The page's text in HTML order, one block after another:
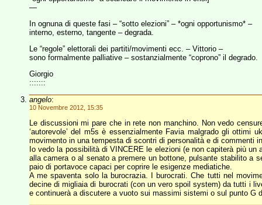
—
In ognuna di queste fasi – “sotto elezioni” – *ogni opportunismo* –
interno, esterno, tangente – degrada.
Le “regole” elettorali dei partiti/movimenti ecc. – Vittorio –
sono formalmente palliative – sostanzialmente “coprono” il degrado.
Giorgio
:::::::
angelo:
10 Novembre 2012, 15:35
Le discussioni mi pare che in rete non manchino. Non vedo
‘autorevole’ del m5s è essenzialmente Favia malgrado gli ottimi
movimento in una tempesta di scontri di personalità e di commenti
Io vedo la possibilità di VINCERE le elezioni (e non capiterà più
alla camera o al senato a premere un bottone, pulsante stabilito a
paio di portavoce capaci per coprire le esigenze mediatiche.
A me spaventa solo la burocrazia. I burocrati. Che tutti nel
decine di migliaia di burocrati (con un vero spoil system) da tutti i
e continuerà a discutere a vuoto sui massimi sistemi o sul punto G